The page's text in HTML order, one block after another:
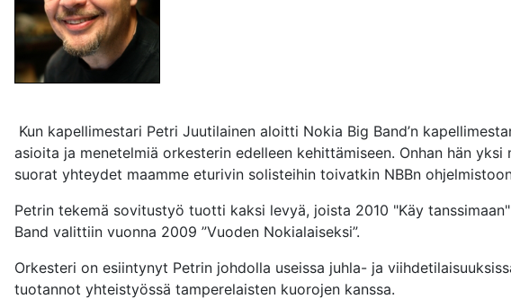
Kun kapellimestari Petri Juutilainen aloitti Nokia Big Band’n
asioita ja menetelmiä orkesterin edelleen kehittämiseen. Onhan hän
suorat yhteydet maamme eturivin solisteihin toivatkin NBBn
Petrin tekemä sovitustyö tuotti kaksi levyä, joista 2010 "Käy
Band valittiin vuonna 2009 ”Vuoden Nokialaiseksi”.
Orkesteri on esiintynyt Petrin johdolla useissa juhla- ja
tuotannot yhteistyössä tamperelaisten kuorojen kanssa.